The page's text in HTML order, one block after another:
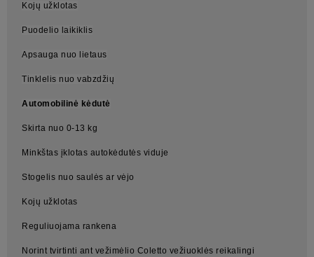
Kojų užklotas
Puodelio laikiklis
Apsauga nuo lietaus
Tinklelis nuo vabzdžių
Automobilinė kėdutė
Skirta nuo 0-13 kg
Minkštas įklotas autokėdutės viduje
Stogelis nuo saulės ar vėjo
Kojų užklotas
Reguliuojama rankena
Norint tvirtinti ant vežimėlio Coletto vežiuoklės reikalingi